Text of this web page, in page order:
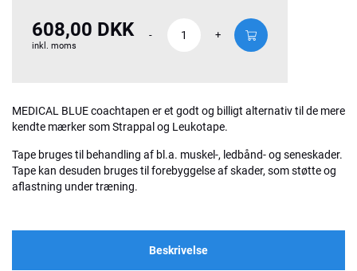
608,00 DKK
inkl. moms
- +
MEDICAL BLUE coachtapen er et godt og billigt alternativ til de mere
kendte mærker som Strappal og Leukotape.
Tape bruges til behandling af bl.a. muskel-, ledbånd- og seneskader.
Tape kan desuden bruges til forebyggelse af skader, som støtte og
aflastning under træning.
Beskrivelse